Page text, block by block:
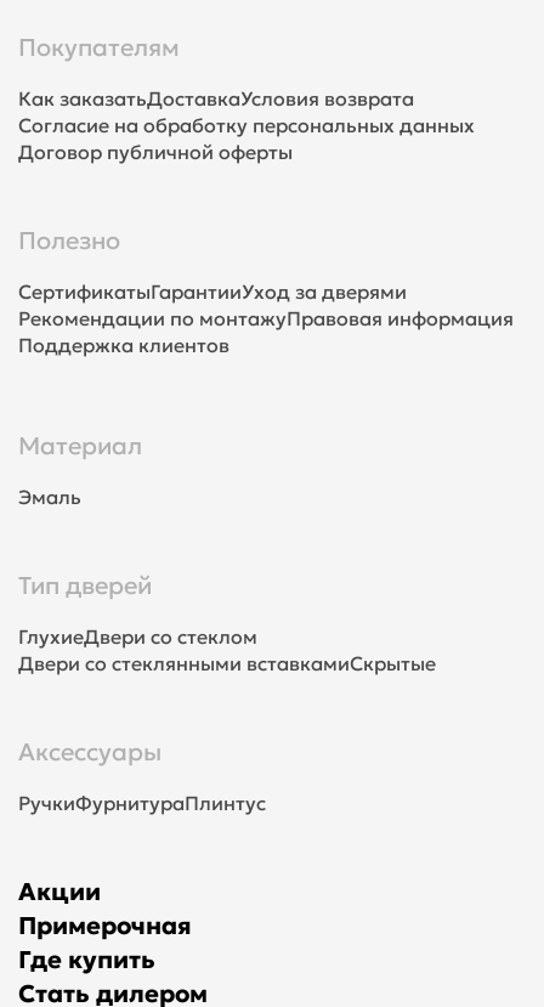
Покупателям
Как заказатьДоставкаУсловия возврата
Согласие на обработку персональных данных
Договор публичной оферты
Полезно
СертификатыГарантииУход за дверями
Рекомендации по монтажуПравовая информация
Поддержка клиентов
Материал
Эмаль
Тип дверей
ГлухиеДвери со стеклом
Двери со стеклянными вставкамиСкрытые
Аксессуары
РучкиФурнитураПлинтус
Акции
Примерочная
Где купить
Стать дилером